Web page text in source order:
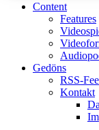
Content
Features
Gedöns
RSS-
Kontakt